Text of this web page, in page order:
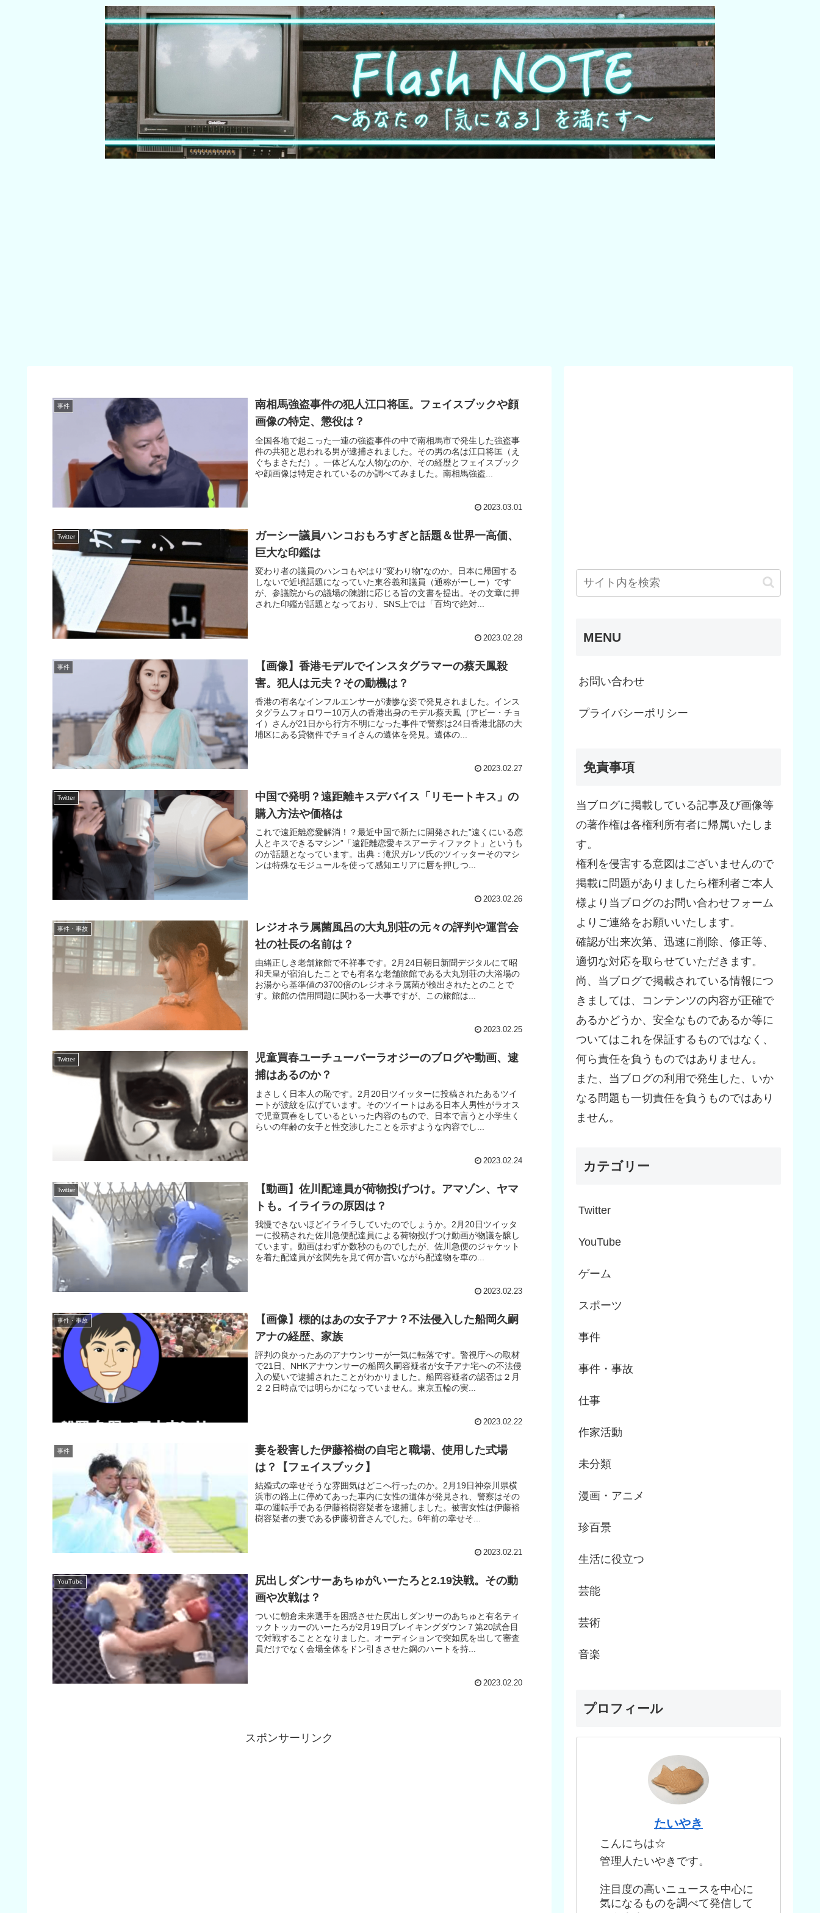
事件
南相馬強盗事件の犯人江口将匡。フェイスブックや顔
画像の特定、懲役は？
全国各地で起こった一連の強盗事件の中で南相馬市で発生した強盗事
件の共犯と思われる男が逮捕されました。その男の名は江口将匡（え
ぐちまさただ）。一体どんな人物なのか、その経歴とフェイスブック
や顔画像は特定されているのか調べてみました。南相馬強盗...
2023.03.01
Twitter
ガーシー議員ハンコおもろすぎと話題＆世界一高価、
巨大な印鑑は
変わり者の議員のハンコもやはり”変わり物”なのか。日本に帰国する
しないで近頃話題になっていた東谷義和議員（通称がーしー）です
が、参議院からの議場の陳謝に応じる旨の文書を提出。その文章に押
された印鑑が話題となっており、SNS上では「百均で絶対...
2023.02.28
事件
【画像】香港モデルでインスタグラマーの蔡天鳳殺
害。犯人は元夫？その動機は？
香港の有名なインフルエンサーが凄惨な姿で発見されました。インス
タグラムフォロワー10万人の香港出身のモデル蔡天鳳（アビー・チョ
イ）さんが21日から行方不明になった事件で警察は24日香港北部の大
埔区にある貸物件でチョイさんの遺体を発見。遺体の...
2023.02.27
Twitter
中国で発明？遠距離キスデバイス「リモートキス」の
購入方法や価格は
これで遠距離恋愛解消！？最近中国で新たに開発された”遠くにいる恋
人とキスできるマシン”「遠距離恋愛キスアーティファクト」というも
のが話題となっています。出典：滝沢ガレソ氏のツイッターそのマシ
ンは特殊なモジュールを使って感知エリアに唇を押しつ...
2023.02.26
事件・事故
レジオネラ属菌風呂の大丸別荘の元々の評判や運営会
社の社長の名前は？
由緒正しき老舗旅館で不祥事です。2月24日朝日新聞デジタルにて昭
和天皇が宿泊したことでも有名な老舗旅館である大丸別荘の大浴場の
お湯から基準値の3700倍のレジオネラ属菌が検出されたとのことで
す。旅館の信用問題に関わる一大事ですが、この旅館は...
2023.02.25
Twitter
児童買春ユーチューバーラオジーのブログや動画、逮
捕はあるのか？
まさしく日本人の恥です。2月20日ツイッターに投稿されたあるツイ
ートが波紋を広げています。そのツイートはある日本人男性がラオス
で児童買春をしているといった内容のもので、日本で言うと小学生く
らいの年齢の女子と性交渉したことを示すような内容でし...
2023.02.24
Twitter
【動画】佐川配達員が荷物投げつけ。アマゾン、ヤマ
トも。イライラの原因は？
我慢できないほどイライラしていたのでしょうか。2月20日ツイッタ
ーに投稿された佐川急便配達員による荷物投げつけ動画が物議を醸し
ています。動画はわずか数秒のものでしたが、佐川急便のジャケット
を着た配達員が玄関先を見て何か言いながら配達物を車の...
2023.02.23
事件・事故
【画像】標的はあの女子アナ？不法侵入した船岡久嗣
アナの経歴、家族
評判の良かったあのアナウンサーが一気に転落です。警視庁への取材
で21日、NHKアナウンサーの船岡久嗣容疑者が女子アナ宅への不法侵
入の疑いで逮捕されたことがわかりました。船岡容疑者の認否は２月
２２日時点では明らかになっていません。東京五輪の実...
2023.02.22
事件
妻を殺害した伊藤裕樹の自宅と職場、使用した式場
は？【フェイスブック】
結婚式の幸せそうな雰囲気はどこへ行ったのか。2月19日神奈川県横
浜市の路上に停めてあった車内に女性の遺体が発見され、警察はその
車の運転手である伊藤裕樹容疑者を逮捕しました。被害女性は伊藤裕
樹容疑者の妻である伊藤初音さんでした。6年前の幸せそ...
2023.02.21
YouTube
尻出しダンサーあちゅがいーたろと2.19決戦。その動
画や次戦は？
ついに朝倉未来選手を困惑させた尻出しダンサーのあちゅと有名ティ
ックトッカーのいーたろが2月19日ブレイキングダウン７第20試合目
で対戦することとなりました。オーディションで突如尻を出して審査
員だけでなく会場全体をドン引きさせた鋼のハートを持...
2023.02.20
スポンサーリンク
MENU
お問い合わせ
プライバシーポリシー
免責事項
当ブログに掲載している記事及び画像等
の著作権は各権利所有者に帰属いたしま
す。
権利を侵害する意図はございませんので
掲載に問題がありましたら権利者ご本人
様より当ブログのお問い合わせフォーム
よりご連絡をお願いいたします。
確認が出来次第、迅速に削除、修正等、
適切な対応を取らせていただきます。
尚、当ブログで掲載されている情報につ
きましては、コンテンツの内容が正確で
あるかどうか、安全なものであるか等に
ついてはこれを保証するものではなく、
何ら責任を負うものではありません。
また、当ブログの利用で発生した、いか
なる問題も一切責任を負うものではあり
ません。
カテゴリー
Twitter
YouTube
ゲーム
スポーツ
事件
事件・事故
仕事
作家活動
未分類
漫画・アニメ
珍百景
生活に役立つ
芸能
芸術
音楽
プロフィール
たいやき
こんにちは☆
管理人たいやきです。
注目度の高いニュースを中心に
気になるものを調べて発信して